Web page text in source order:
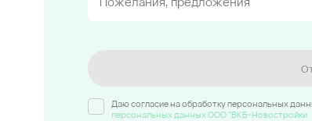
Даю согласие на обработку персональных
персональных данных ООО "ВКБ-Новостройки